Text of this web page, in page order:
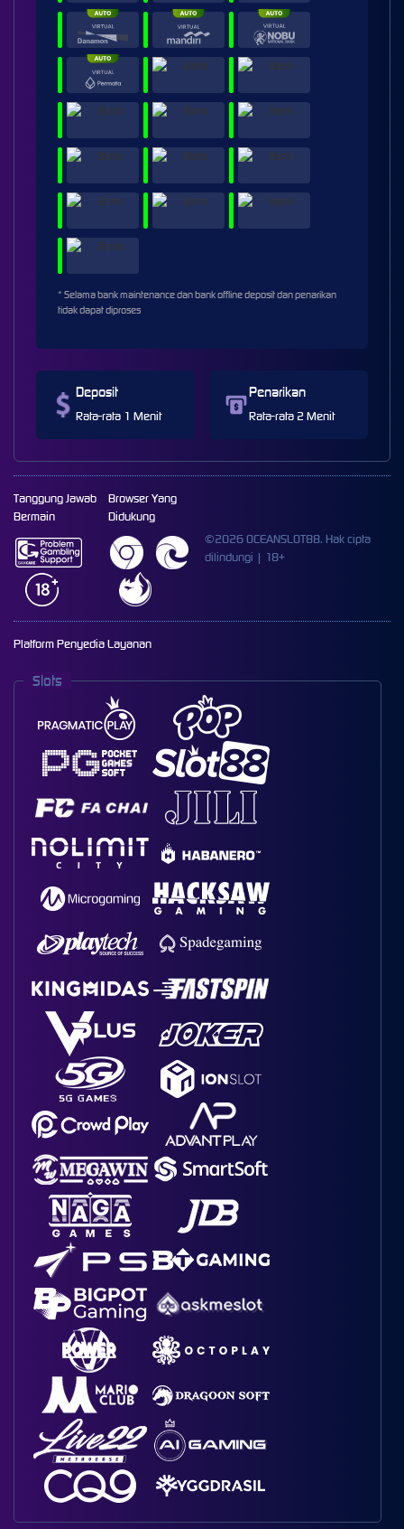
* Selama bank maintenance dan bank offline deposit dan penarikan
tidak dapat diproses
Deposit
Rata-rata 1 Menit
Penarikan
Rata-rata 2 Menit
Tanggung Jawab
Bermain
Browser Yang
Didukung
©2026 OCEANSLOT88. Hak cipta
dilindungi | 18+
Platform Penyedia Layanan
Slots